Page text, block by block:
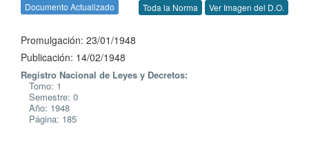
Documento Actualizado Toda la Norma Ver Imagen del D.O.
Promulgación: 23/01/1948
Publicación: 14/02/1948
Registro Nacional de Leyes y Decretos:
Tomo: 1
Semestre: 0
Año: 1948
Página: 185